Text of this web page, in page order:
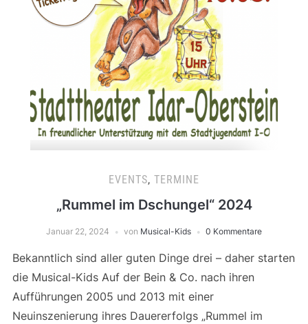
EVENTS, TERMINE
„Rummel im Dschungel“ 2024
Januar 22, 2024 von Musical-Kids 0 Kommentare
Bekanntlich sind aller guten Dinge drei – daher starten
die Musical-Kids Auf der Bein & Co. nach ihren
Aufführungen 2005 und 2013 mit einer
Neuinszenierung ihres Dauererfolgs „Rummel im